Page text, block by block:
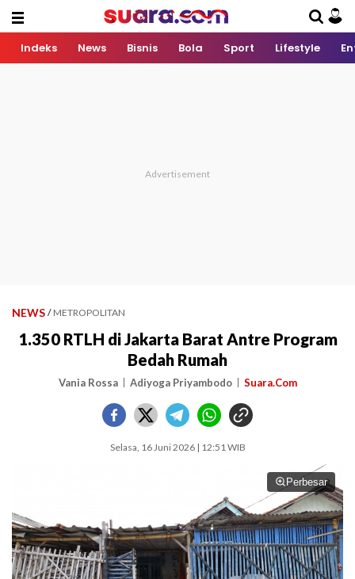
Indeks News Bisnis Bola Sport Lifestyle
NEWS / METROPOLITAN
1.350 RTLH di Jakarta Barat Antre Program
Bedah Rumah
Vania Rossa Adiyoga Priyambodo Suara.Com
Selasa, 16 Juni 2026 | 12:51 WIB
Perbesar